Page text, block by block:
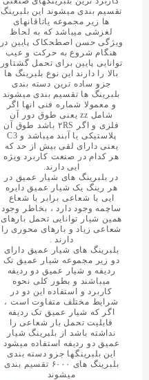
تقسیم بندی میشوند این بلبرینگ
ها زیر مجموعه یاتاقانهای
لغزشی میباشد که به لحاظ
ویژگی حسن اصطحکاک پایین در
هنگام شروع به حرکت و عیب
توانایی پایین برای تحمل گشتاور
بالا را دارند این نوع بلبرینگ ها
جزو ساده ترین دسته بندی
بلبرینگ ها تقسیم بندی میشوند
و معمولا شماره فنی انها اگر
شامل zz یعنی طوق دور آن
فلزی و اگر ۲RS باشد طوق آن
پلاستیکی یا آبند میباشد و C3
یعنی دارای لقی بیش از حد که
هر کدام در صنعت کاربرد ویژه
ایی دارند.
در بلبرینگ های شیار عمیق در
هر رینگ یک شیار عمیق دایره
ایی با شعاعی برابر با شعاع
ساچمه وجود دارد ، بخاطر وجود
همین شیار توانایی تحمل بارهای
شعاعی زیاد و بارهای محوری را
دارند .
بلبرینگ های شیار عمیق دارای
دو زیر مجموعه شیار عمیق تک
ردیفه و شیار عمیق دو ردیفه
میباشند و بطور کلی نحوه
کاربرد و استفاده این دو در
شرایط مختلف متفاوت است ،
اگر که شیار عمیق تک ردیفه
قابلیت تحمل بار شعاعی را
نداشته باشد از بلبرینگ شیار
عمیق دو ردیفه استفاده میشود
این بلبرینگها جزو دسته بندی
بلبرینگ های ۶۰۰۰ تقسیم بندی
میشوند